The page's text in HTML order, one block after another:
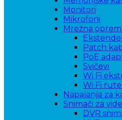
Monitori
Mikrofoni
Mrežna
Patch
PoE
Svičevi
Wi Fi
Wi Fi
Napajanja za
Snimači za
DVR